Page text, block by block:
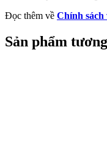
Đọc thêm về Chính sách
Sản phẩm